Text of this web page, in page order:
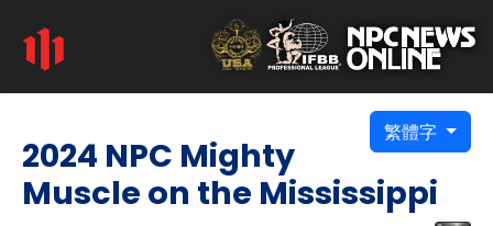
繁體字
2024 NPC Mighty
Muscle on the Mississippi